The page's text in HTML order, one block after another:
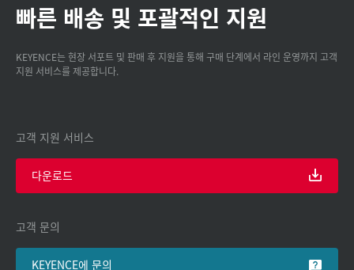
빠른 배송 및 포괄적인 지원
KEYENCE는 현장 서포트 및 판매 후 지원을 통해 구매 단계에서 라인 운영까지 고객
지원 서비스를 제공합니다.
고객 지원 서비스
다운로드
고객 문의
KEYENCE에 문의